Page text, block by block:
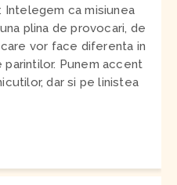
Intelegem ca misiunea
plina de provocari, de
vor face diferenta in
Punem accent
dar si pe linistea